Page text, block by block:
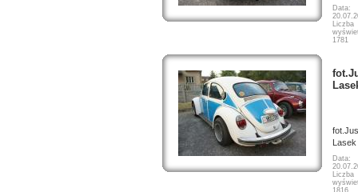
Data:
Liczba
1781
Lasek
Data:
Liczba
1816